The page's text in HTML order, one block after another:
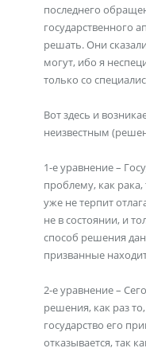
последнего
государственного
решать. Они
могут, ибо я
только со
Вот здесь и
неизвестным
1-е уравнение –
проблему, как рака,
уже не терпит
не в состоянии, и
способ решения
призванные
2-е уравнение –
решения, как раз
государство его
отказывается, так